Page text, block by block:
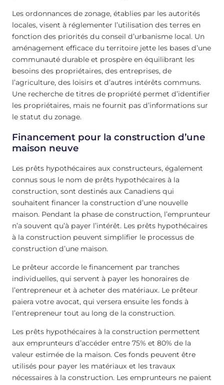
Les ordonnances de zonage, établies par les autorités
locales, visent à réglementer l’utilisation des terres en
fonction des priorités du conseil d’urbanisme local. Un
aménagement efficace du territoire jette les bases d’une
communauté durable et prospère en équilibrant les
besoins des propriétaires, des entreprises, de
l’agriculture, des loisirs et d’autres intérêts communs.
Une recherche de titres de propriété permet d’identifier
les propriétaires, mais ne fournit pas d’informations sur
le statut du zonage.
Financement pour la construction d’une
maison neuve
Les prêts hypothécaires aux constructeurs, également
connus sous le nom de prêts hypothécaires à la
construction, sont destinés aux Canadiens qui
souhaitent financer la construction d’une nouvelle
maison. Pendant la phase de construction, l’emprunteur
n’a souvent qu’à payer l’intérêt. Les prêts hypothécaires
à la construction peuvent simplifier le processus de
construction d’une maison.
Le prêteur accorde le financement par tranches
individuelles, qui servent à payer les honoraires de
l’entrepreneur et à acheter des matériaux. Le prêteur
paiera votre avocat, qui versera ensuite les fonds à
l’entrepreneur tout au long de la construction.
Les prêts hypothécaires à la construction permettent
aux emprunteurs d’accéder entre 75% et 80% de la
valeur estimée de la maison. Ces fonds peuvent être
utilisés pour payer les matériaux et les travaux
nécessaires à la construction. Les emprunteurs ne paient